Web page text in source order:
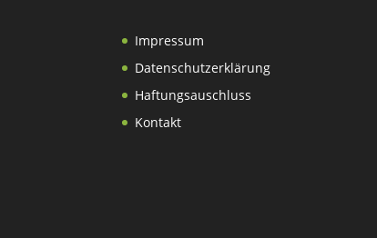
Impressum
Datenschutzerklärung
Haftungsauschluss
Kontakt